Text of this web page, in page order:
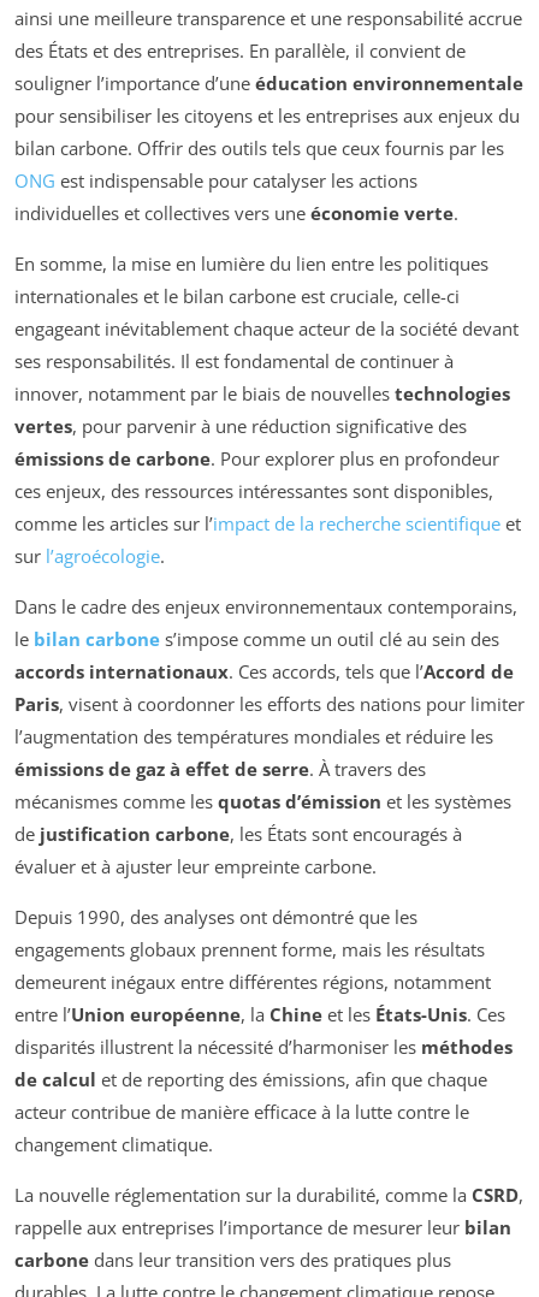
ainsi une meilleure transparence et une responsabilité accrue
des États et des entreprises. En parallèle, il convient de
souligner l’importance d’une éducation environnementale
pour sensibiliser les citoyens et les entreprises aux enjeux du
bilan carbone. Offrir des outils tels que ceux fournis par les
ONG est indispensable pour catalyser les actions
individuelles et collectives vers une économie verte.
En somme, la mise en lumière du lien entre les politiques
internationales et le bilan carbone est cruciale, celle-ci
engageant inévitablement chaque acteur de la société devant
ses responsabilités. Il est fondamental de continuer à
innover, notamment par le biais de nouvelles technologies
vertes, pour parvenir à une réduction significative des
émissions de carbone. Pour explorer plus en profondeur
ces enjeux, des ressources intéressantes sont disponibles,
comme les articles sur l’impact de la recherche scientifique et
sur l’agroécologie.
Dans le cadre des enjeux environnementaux contemporains,
le bilan carbone s’impose comme un outil clé au sein des
accords internationaux. Ces accords, tels que l’Accord de
Paris, visent à coordonner les efforts des nations pour limiter
l’augmentation des températures mondiales et réduire les
émissions de gaz à effet de serre. À travers des
mécanismes comme les quotas d’émission et les systèmes
de justification carbone, les États sont encouragés à
évaluer et à ajuster leur empreinte carbone.
Depuis 1990, des analyses ont démontré que les
engagements globaux prennent forme, mais les résultats
demeurent inégaux entre différentes régions, notamment
entre l’Union européenne, la Chine et les États-Unis. Ces
disparités illustrent la nécessité d’harmoniser les méthodes
de calcul et de reporting des émissions, afin que chaque
acteur contribue de manière efficace à la lutte contre le
changement climatique.
La nouvelle réglementation sur la durabilité, comme la CSRD,
rappelle aux entreprises l’importance de mesurer leur bilan
carbone dans leur transition vers des pratiques plus